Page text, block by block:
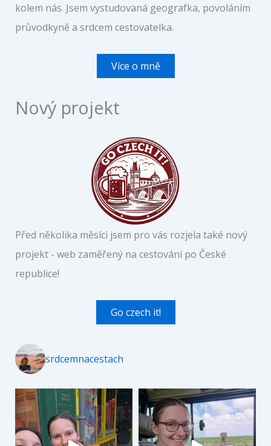
kolem nás. Jsem vystudovaná geografka, povoláním
průvodkyně a srdcem cestovatelka.
Více o mně
Nový projekt
Před několika měsíci jsem pro vás rozjela také nový
projekt - web zaměřený na cestování po České
republice!
Go czech it!
srdcemnacestach